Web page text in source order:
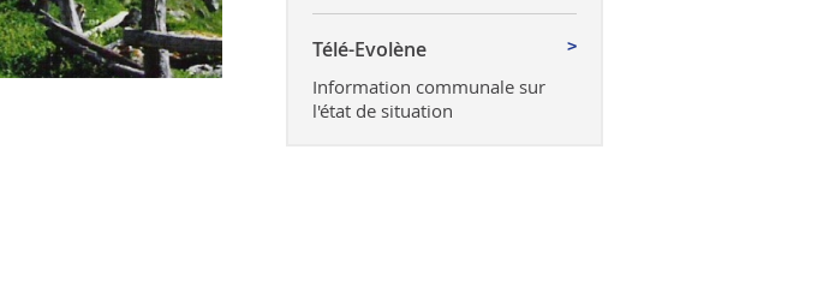
Télé-Evolène
Information communale sur
l'état de situation